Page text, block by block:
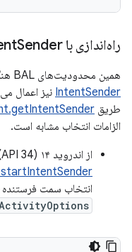
راه‌اندازی با IntentSender
همین محدودیت‌های BAL هنگام راه‌اندازی فعالیت‌ها با استفاده از
IntentSender نیز اعمال
طریق
الزامات انتخاب مشابه است.
از اندروید ۱۴ (API 34) به بعد، استفاده از
انتخاب سمت فرستنده